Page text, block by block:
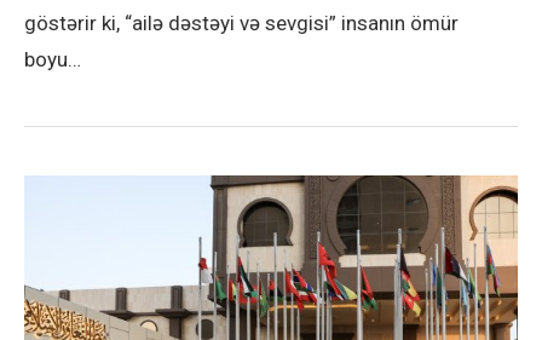
göstərir ki, “ailə dəstəyi və sevgisi” insanın ömür
boyu…